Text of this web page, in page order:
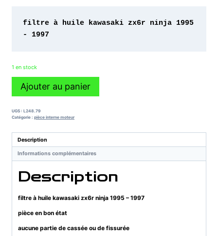
filtre à huile kawasaki zx6r ninja 1995
- 1997
1 en stock
quantité
à
huile
zx6r
ninja
1995
1997
Ajouter au panier
UGS : L248.79
Catégorie : pièce interne moteur
Description
Informations complémentaires
Description
filtre à huile kawasaki zx6r ninja 1995 – 1997
pièce en bon état
aucune partie de cassée ou de fissurée